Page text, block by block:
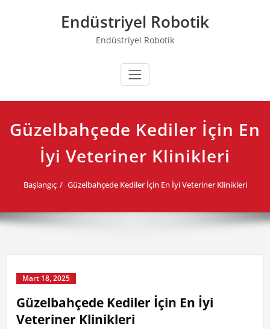
Endüstriyel Robotik
Endüstriyel Robotik
Güzelbahçede Kediler İçin En
İyi Veteriner Klinikleri
Başlangıç Güzelbahçede Kediler İçin En İyi Veteriner Klinikleri
Mart 18, 2025
Güzelbahçede Kediler İçin En İyi
Veteriner Klinikleri